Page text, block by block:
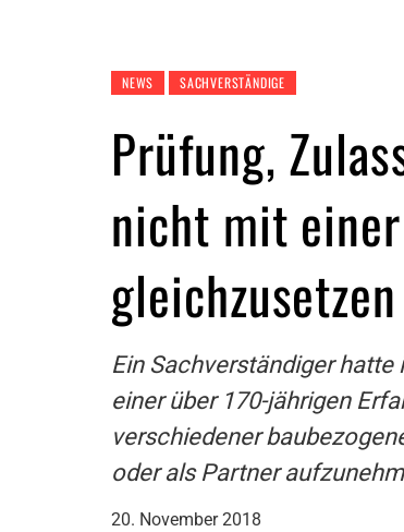
NEWS SACHVERSTÄNDIGE
Prüfung,
nicht mit
gleichzusetzen
Ein Sachverständiger
einer über 170-jährigen
verschiedener
oder als Partner
20. November 2018